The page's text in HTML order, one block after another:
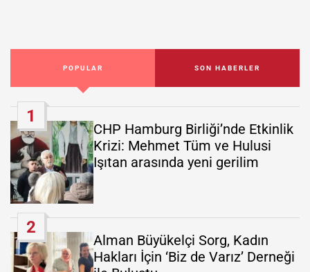
POPULAR SON HABERLER
1
CHP Hamburg Birliği’nde Etkinlik
Krizi: Mehmet Tüm ve Hulusi
Işıtan arasında yeni gerilim
2
Alman Büyükelçi Sorg, Kadın
Hakları İçin ‘Biz de Varız’ Derneği